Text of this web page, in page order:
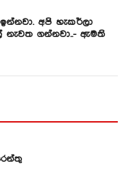
අපි හැකර්ලා
නැවත ගන්නවා..- ඇමති